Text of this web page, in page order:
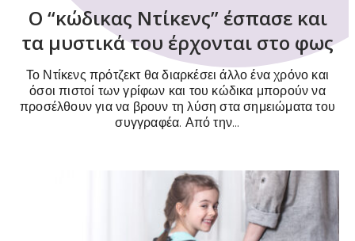
Ο “κώδικας Ντίκενς” έσπασε και
τα μυστικά του έρχονται στο φως
Το Ντίκενς πρότζεκτ θα διαρκέσει άλλο ένα χρόνο και
όσοι πιστοί των γρίφων και του κώδικα μπορούν να
προσέλθουν για να βρουν τη λύση στα σημειώματα του
συγγραφέα. Από την...